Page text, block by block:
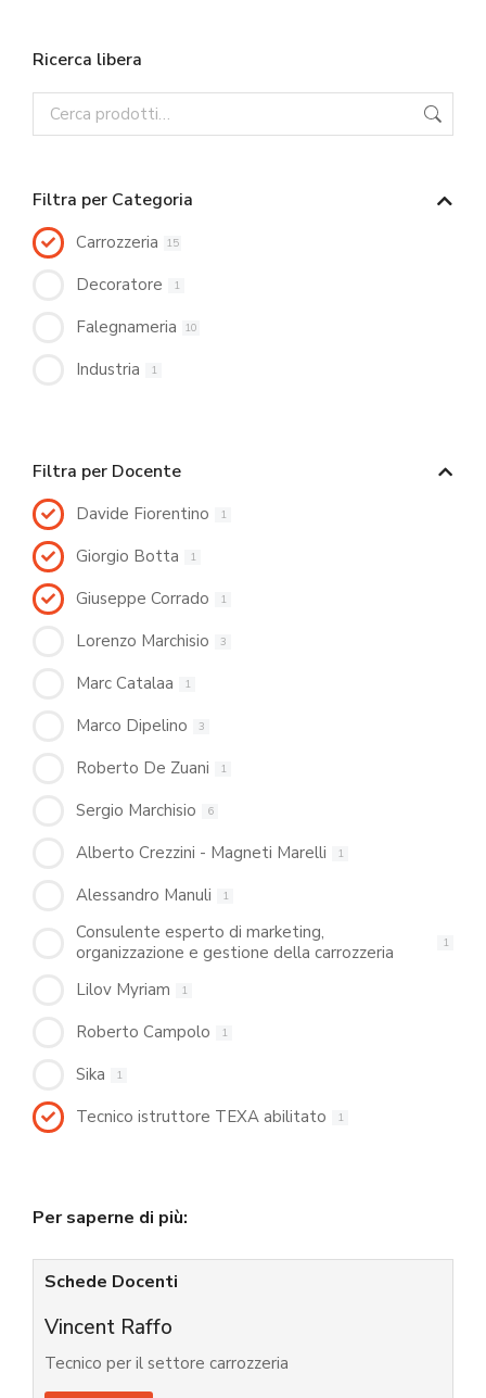
Ricerca libera
Filtra per Categoria
Carrozzeria 15
Decoratore 1
Falegnameria 10
Industria 1
Filtra per Docente
Davide Fiorentino 1
Giorgio Botta 1
Giuseppe Corrado 1
Lorenzo Marchisio 3
Marc Catalaa 1
Marco Dipelino 3
Roberto De Zuani 1
Sergio Marchisio 6
Alberto Crezzini - Magneti Marelli 1
Alessandro Manuli 1
Consulente esperto di marketing,
organizzazione e gestione della carrozzeria
1
Lilov Myriam 1
Roberto Campolo 1
Sika 1
Tecnico istruttore TEXA abilitato 1
Per saperne di più:
Schede Docenti
Vincent Raffo
Tecnico per il settore carrozzeria